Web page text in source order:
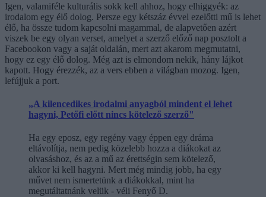
Igen, valamiféle kulturális sokk kell ahhoz, hogy elhiggyék: az
irodalom egy élő dolog. Persze egy kétszáz évvel ezelőtti mű is lehet
élő, ha össze tudom kapcsolni magammal, de alapvetően azért
viszek be egy olyan verset, amelyet a szerző előző nap posztolt a
Facebookon vagy a saját oldalán, mert azt akarom megmutatni,
hogy ez egy élő dolog. Még azt is elmondom nekik, hány lájkot
kapott. Hogy érezzék, az a vers ebben a világban mozog. Igen,
lefújjuk a port.
„A kilencedikes irodalmi anyagból mindent el lehet
hagyni, Petőfi előtt nincs kötelező szerző"
Ha egy eposz, egy regény vagy éppen egy dráma
eltávolítja, nem pedig közelebb hozza a diákokat az
olvasáshoz, és az a mű az érettségin sem kötelező,
akkor ki kell hagyni. Mert még mindig jobb, ha egy
művet nem ismertetünk a diákokkal, mint ha
megutáltatnánk velük - véli Fenyő D.